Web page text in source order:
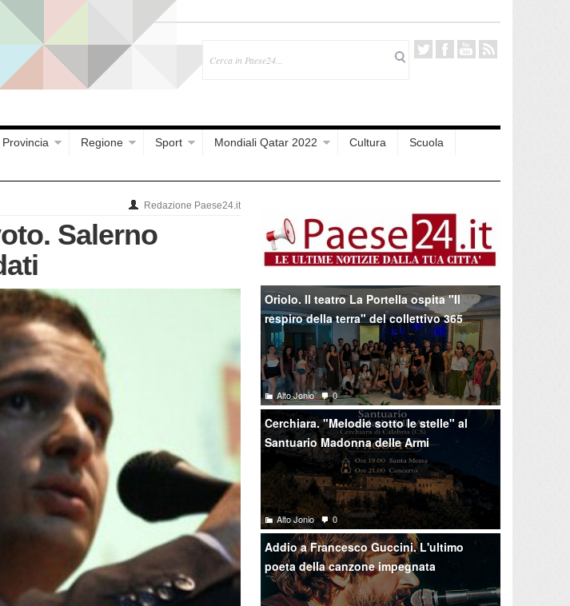
Provincia Regione Sport Mondiali Qatar 2022 Cultura
Scuola
Redazione Paese24.it
Salerno
Oriolo. Il teatro La Portella ospita "Il
respiro della terra" del collettivo 365
Alto Jonio 0
Cerchiara. "Melodie sotto le stelle" al
Santuario Madonna delle Armi
Alto Jonio 0
Addio a Francesco Guccini. L'ultimo
poeta della canzone impegnata